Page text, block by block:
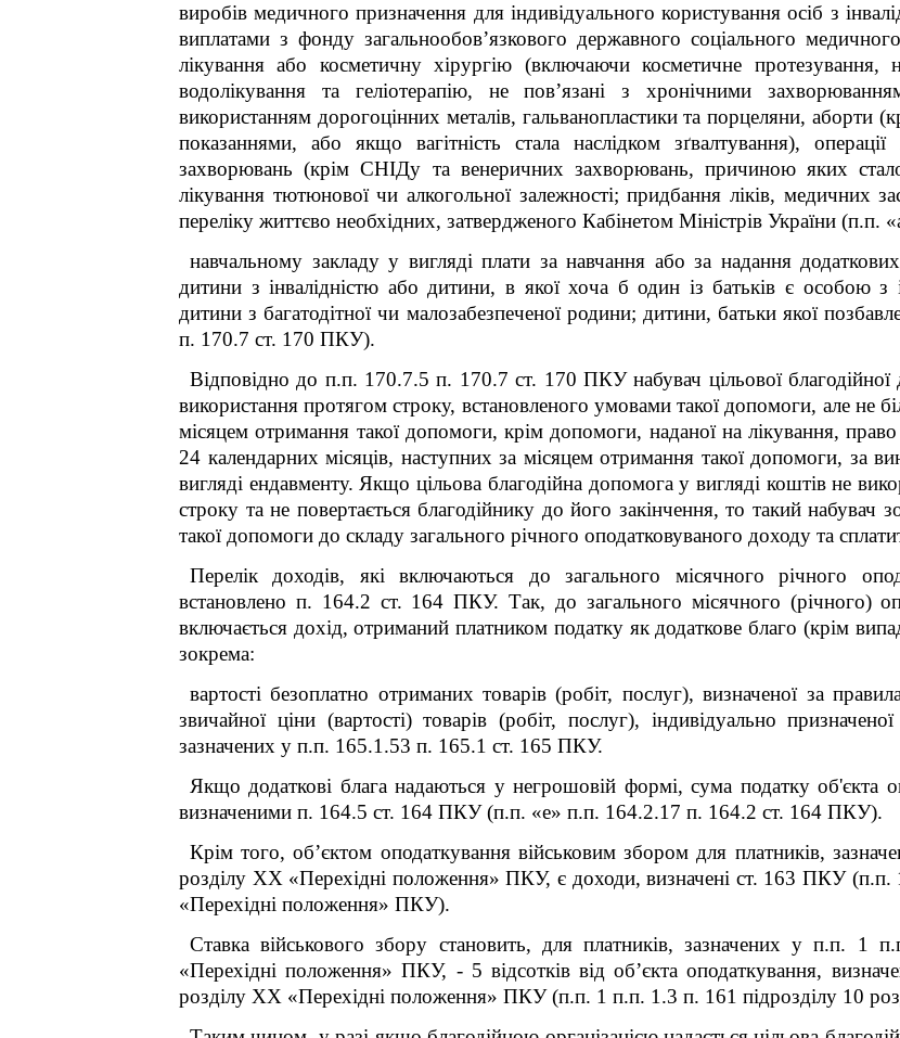
виробів медичного призначення для індивідуального користування осіб з
виплатами з фонду загальнообов’язкового державного соціального
лікування або косметичну хірургію (включаючи косметичне
водолікування та геліотерапію, не пов’язані з хронічними
використанням дорогоцінних металів, гальванопластики та порцеляни, аборти
показаннями, або якщо вагітність стала наслідком зґвалтування),
захворювань (крім СНІДу та венеричних захворювань, причиною яких стало
лікування тютюнової чи алкогольної залежності; придбання ліків, медичних
переліку життєво необхідних, затвердженого Кабінетом Міністрів України
навчальному закладу у вигляді плати за навчання або за надання
дитини з інвалідністю або дитини, в якої хоча б один із батьків є особою з
дитини з багатодітної чи малозабезпеченої родини; дитини, батьки якої
п. 170.7 ст. 170 ПКУ).
Відповідно до п.п. 170.7.5 п. 170.7 ст. 170 ПКУ набувач цільової благодійної
використання протягом строку, встановленого умовами такої допомоги, але не
місяцем отримання такої допомоги, крім допомоги, наданої на лікування,
24 календарних місяців, наступних за місяцем отримання такої допомоги, за
вигляді ендавменту. Якщо цільова благодійна допомога у вигляді коштів не
строку та не повертається благодійнику до його закінчення, то такий набувач
такої допомоги до складу загального річного оподатковуваного доходу та
Перелік доходів, які включаються до загального місячного річного
встановлено п. 164.2 ст. 164 ПКУ. Так, до загального місячного (річного)
включається дохід, отриманий платником податку як додаткове благо (крім
зокрема:
вартості безоплатно отриманих товарів (робіт, послуг), визначеної за
звичайної ціни (вартості) товарів (робіт, послуг), індивідуально
зазначених у п.п. 165.1.53 п. 165.1 ст. 165 ПКУ.
Якщо додаткові блага надаються у негрошовій формі, сума податку об'єкта
визначеними п. 164.5 ст. 164 ПКУ (п.п. «е» п.п. 164.2.17 п. 164.2 ст. 164 ПКУ).
Крім того, об’єктом оподаткування військовим збором для платників,
розділу XX «Перехідні положення» ПКУ, є доходи, визначені ст. 163 ПКУ(п.п.
«Перехідні положення» ПКУ).
Ставка військового збору становить, для платників, зазначених у п.п. 1
«Перехідні положення» ПКУ, - 5 відсотків від об’єкта оподаткування,
розділу XX «Перехідні положення» ПКУ(п.п. 1 п.п. 1.3 п. 161 підрозділу 10